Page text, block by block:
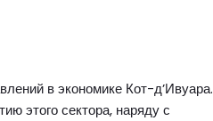
в экономике Кот-д’Ивуара.
этого сектора, наряду с